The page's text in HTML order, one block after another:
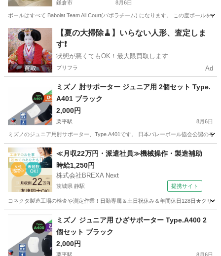
鎌倉市 8月6日
ボールはすべて Babolat Team All Court(バボラチーム) になります。 この度ボールを
神奈川 テニス
【夏の大掃除🧹】いらない人形、査定しま
す❗️
状態が悪くてもOK！最大限買取します
プリフラ Ad
ミズノ 肘サポーター ジュニア用 2個セット Type.
A401 ブラック
2,000円
栗平駅 8月6日
ミズノのジュニア用肘サポーター、Type.A401です。 日本バレーボール協会公認の
神奈川 川崎市 栗平駅 その他 サポーター
≪月収22万円・派遣社員≫機械操作・製造補助
時給1,250円
株式会社BREXA Next
茨城県 静駅 提携サイト
コネクタ製造工場の検査や測定作業！日勤専属＆土日祝休み＆年間休日128日★クリ
静駅 その他
ミズノ ジュニア用 ひざサポーター Type.A400 2
個セット ブラック
2,000円
栗平駅 8月6日